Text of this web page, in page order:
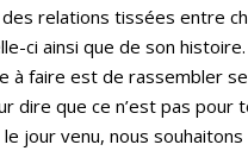
relations tissées entre
ci ainsi que de son histoire.
à faire est de rassembler
dire que ce n’est pas pour
jour venu, nous souhaitons